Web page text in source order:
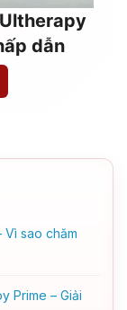
dẫn
Vì sao chăm
Prime – Giải